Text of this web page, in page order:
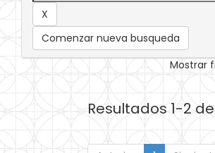
Comenzar nueva busqueda
Mostrar
Resultados 1-2